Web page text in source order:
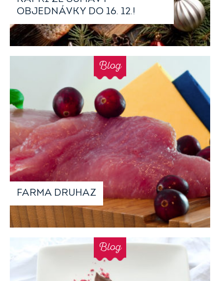
OBJEDNÁVKY DO 16. 12.!
FARMA DRUHAZ
Blog
Blog